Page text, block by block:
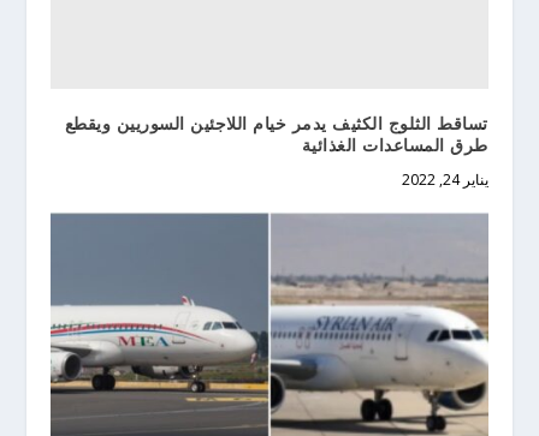
تساقط الثلوج الكثيف يدمر خيام اللاجئين السوريين ويقطع
طرق المساعدات الغذائية
يناير 24, 2022